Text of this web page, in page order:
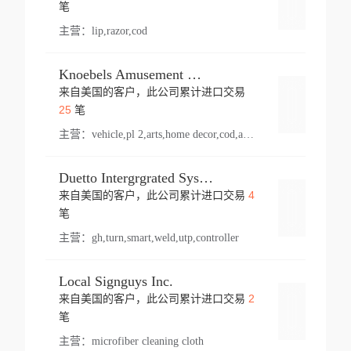
笔
主营： lip,razor,cod
Knoebels Amusement Resort
来自美国的客户，此公司累计进口交易
25笔
主营： vehicle,pl 2,arts,home decor,cod,amusement ride,sea
Duetto Intergrgrated Systems Inc.
来自美国的客户，此公司累计进口交易 4
笔
主营： gh,turn,smart,weld,utp,controller
Local Signguys Inc.
来自美国的客户，此公司累计进口交易 2
笔
主营： microfiber cleaning cloth